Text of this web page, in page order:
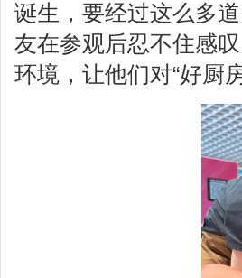
诞生，要经过这么多
友在参观后忍不住感
环境，让他们对“好厨